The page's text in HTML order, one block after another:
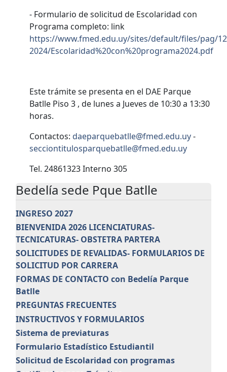
Bedelía sede Pque Batlle
INGRESO 2027
BIENVENIDA 2026 LICENCIATURAS-
TECNICATURAS- OBSTETRA PARTERA
SOLICITUDES DE REVALIDAS- FORMULARIOS DE
SOLICITUD POR CARRERA
FORMAS DE CONTACTO con Bedelía Parque
Batlle
PREGUNTAS FRECUENTES
INSTRUCTIVOS Y FORMULARIOS
Sistema de previaturas
Formulario Estadístico Estudiantil
Solicitud de Escolaridad con programas
- Formulario de solicitud de Escolaridad con
Programa completo: link
https://www.fmed.edu.uy/sites/default/files/pag/
2024/Escolaridad%20con%20programa2024.pdf
Este trámite se presenta en el DAE Parque
Batlle Piso 3 , de lunes a Jueves de 10:30 a 13:30
horas.
Contactos: daeparquebatlle@fmed.edu.uy-
secciontitulosparquebatlle@fmed.edu.uy
Tel. 24861323 Interno 305